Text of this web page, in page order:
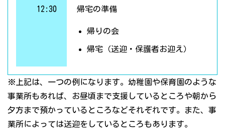
12:30 帰宅の準備
帰りの会
帰宅（送迎・保護者お迎え）
※上記は、一つの例になります。幼稚園や保育園のような
事業所もあれば、お昼頃まで支援しているところや朝から
夕方まで預かっているところなどそれぞれです。また、事
業所によっては送迎をしているところもあります。